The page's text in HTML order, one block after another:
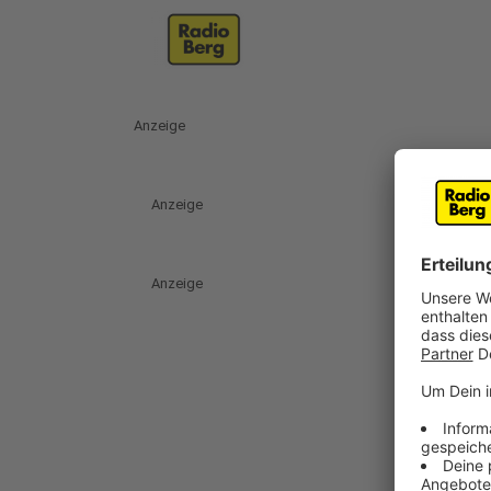
Anzeige
Anzeige
Anzeige